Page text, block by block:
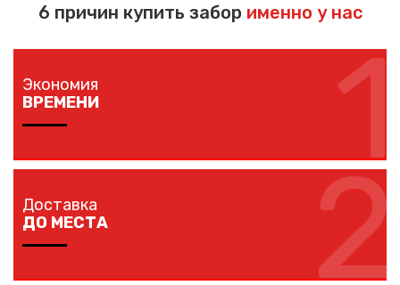
6 причин купить забор именно у нас
1
Экономия
ВРЕМЕНИ
зависимости от длины забора, способа монтажа и
наличия ворот и калиток.
2
Доставка
ДО МЕСТА